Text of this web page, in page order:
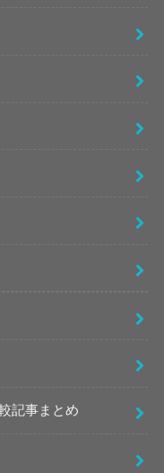
記事まとめ